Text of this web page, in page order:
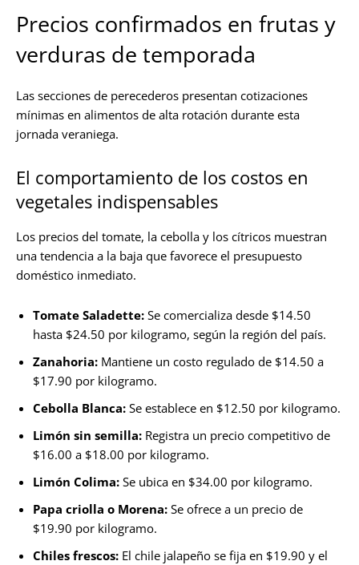
Precios confirmados en frutas y
verduras de temporada
Las secciones de perecederos presentan cotizaciones
mínimas en alimentos de alta rotación durante esta
jornada veraniega.
El comportamiento de los costos en
vegetales indispensables
Los precios del tomate, la cebolla y los cítricos muestran
una tendencia a la baja que favorece el presupuesto
doméstico inmediato.
Tomate Saladette: Se comercializa desde $14.50
hasta $24.50 por kilogramo, según la región del país.
Zanahoria: Mantiene un costo regulado de $14.50 a
$17.90 por kilogramo.
Cebolla Blanca: Se establece en $12.50 por kilogramo.
Limón sin semilla: Registra un precio competitivo de
$16.00 a $18.00 por kilogramo.
Limón Colima: Se ubica en $34.00 por kilogramo.
Papa criolla o Morena: Se ofrece a un precio de
$19.90 por kilogramo.
Chiles frescos: El chile jalapeño se fija en $19.90 y el